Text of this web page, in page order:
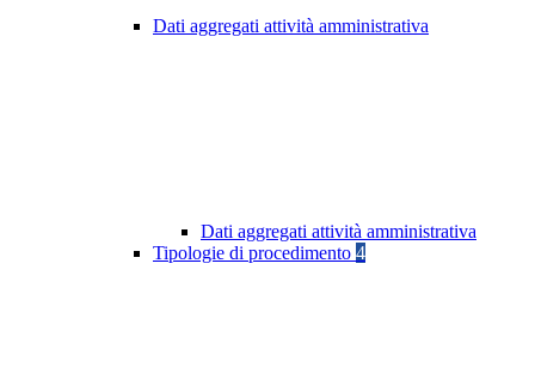
Dati aggregati attività amministrativa
Dati aggregati attività amministrativa
Tipologie di procedimento 4